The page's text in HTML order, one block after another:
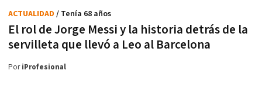
El rol de Jorge Messi y la historia detrás de la
servilleta que llevó a Leo al Barcelona
ACTUALIDAD / Tenía 68 años
PoriProfesional